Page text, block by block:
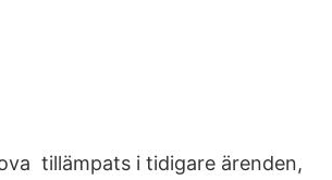
tillämpats i tidigare ärenden,